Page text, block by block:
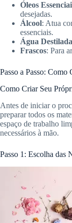
Óleos
desejadas.
Álcool: Atua
essenciais.
Água Destilada
Frascos: Para
Passo a Passo:
Como Criar Seu
Antes de iniciar o
preparar todos os
espaço de trabalho
necessários à mão.
Passo 1: Escolha das